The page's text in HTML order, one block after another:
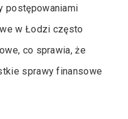
postępowaniami
w Łodzi często
co sprawia, że
sprawy finansowe